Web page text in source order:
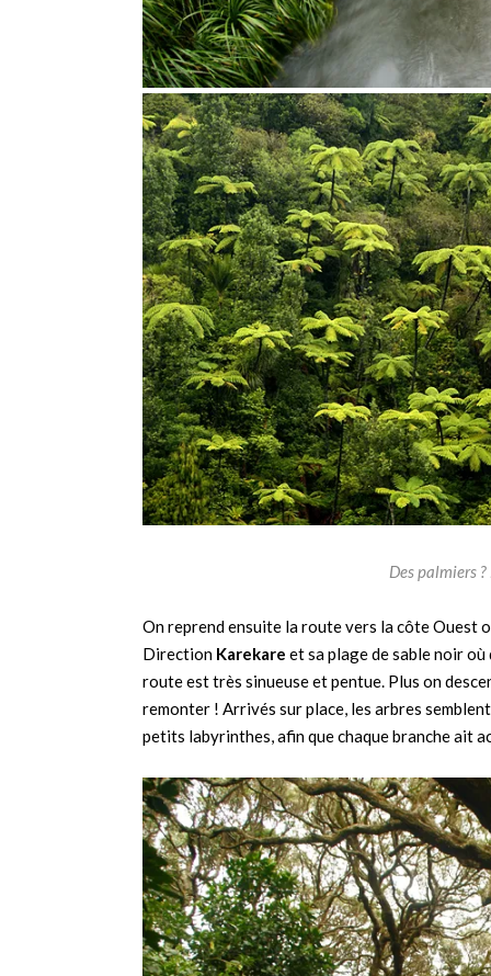
Des palmiers
On reprend ensuite la route vers la côte Ouest
Direction Karekare et sa plage de sable noir où
route est très sinueuse et pentue. Plus on
remonter ! Arrivés sur place, les arbres
petits labyrinthes, afin que chaque branche ait